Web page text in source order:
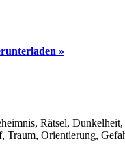
»
Rätsel,
Orientierung,